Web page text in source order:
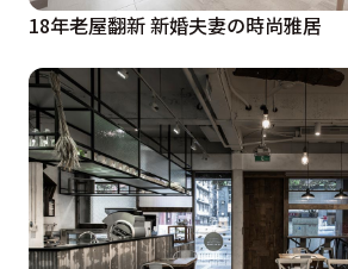
18年老屋翻新 新婚夫妻の時尚雅居